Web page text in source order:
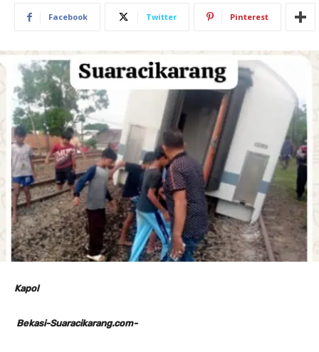
Facebook Twitter Pinterest
Kapol
Bekasi-Suaracikarang.com-